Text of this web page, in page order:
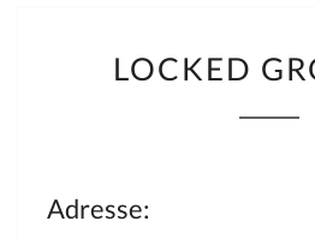
LOCKED
Adresse: